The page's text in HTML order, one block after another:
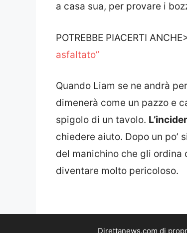
a casa sua, per provare i
POTREBBE PIACERTI
asfaltato”
Quando Liam se ne andrà
dimenerà come un pazzo e
spigolo di un tavolo.
chiedere aiuto. Dopo un po’
del manichino che gli ordina
diventare molto pericoloso.
Direttanews.com di